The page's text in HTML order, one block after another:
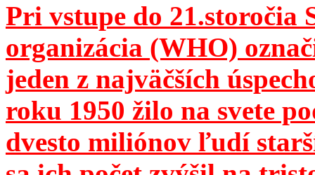
Pri vstupe do 21.storočia
organizácia (WHO)
jeden z najväčších
roku 1950 žilo na svete
dvesto miliónov ľudí